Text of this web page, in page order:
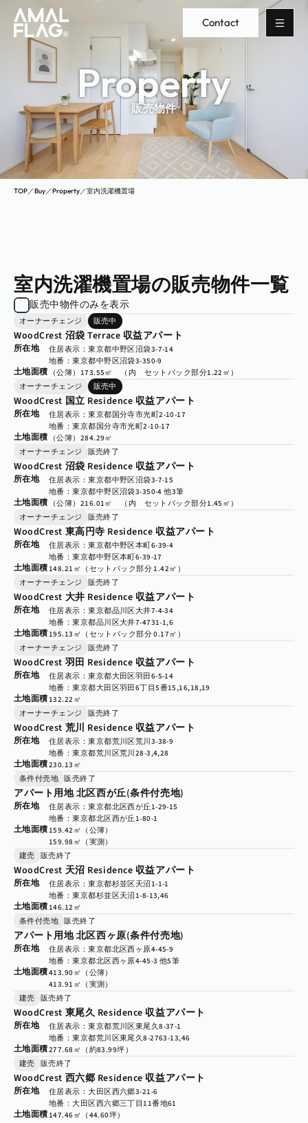
Contact
Property
販売物件
TOP／Buy／Property／室内洗濯機置場
室内洗濯機置場の販売物件一覧
販売中物件のみを表示
オーナーチェンジ 販売中
WoodCrest 沼袋 Terrace 収益アパート
所在地
住居表示：東京都中野区沼袋3-7-14
地番：東京都中野区沼袋3-350-9
土地面積 （公簿）173.55㎡　（内　セットバック部分1.22㎡）
オーナーチェンジ 販売中
WoodCrest 国立 Residence 収益アパート
所在地
住居表示：東京都国分寺市光町2-10-17
地番：東京都国分寺市光町2-10-17
土地面積 （公簿）284.29㎡
オーナーチェンジ 販売終了
WoodCrest 沼袋 Residence 収益アパート
所在地
住居表示：東京都中野区沼袋3-7-15
地番：東京都中野区沼袋3-350-4 他3筆
土地面積 （公簿）216.01㎡　（内　セットバック部分1.45㎡）
オーナーチェンジ 販売終了
WoodCrest 東高円寺 Residence 収益アパート
所在地
住居表示：東京都中野区本町6-39-4
地番：東京都中野区本町6-39-17
土地面積148.21㎡（セットバック部分 1.42㎡）
オーナーチェンジ 販売終了
WoodCrest 大井 Residence 収益アパート
所在地
住居表示：東京都品川区大井7-4-34
地番：東京都品川区大井7-4731-1,6
土地面積195.13㎡（セットバック部分 0.17㎡）
オーナーチェンジ 販売終了
WoodCrest 羽田 Residence 収益アパート
所在地
住居表示：東京都大田区羽田6-5-14
地番：東京都大田区羽田6丁目5番15,16,18,19
土地面積132.22㎡
オーナーチェンジ 販売終了
WoodCrest 荒川 Residence 収益アパート
所在地
住居表示：東京都荒川区荒川3-38-9
地番：東京都荒川区荒川28-3,4,28
土地面積230.13㎡
条件付売地 販売終了
アパート用地 北区西が丘(条件付売地)
所在地
住居表示：東京都北区西が丘1-29-15
地番：東京都北区西が丘1-80-1
土地面積159.42㎡（公簿）
159.98㎡（実測）
建売 販売終了
WoodCrest 天沼 Residence 収益アパート
所在地
住居表示：東京都杉並区天沼1-1-1
地番：東京都杉並区天沼1-8-13,46
土地面積146.12㎡
条件付売地 販売終了
アパート用地 北区西ヶ原(条件付売地)
所在地
住居表示：東京都北区西ヶ原4-45-9
地番：東京都北区西ヶ原4-45-3 他5筆
土地面積413.90㎡（公簿）
413.91㎡（実測）
建売 販売終了
WoodCrest 東尾久 Residence 収益アパート
所在地
住居表示：東京都荒川区東尾久8-37-1
地番：東京都荒川区東尾久8-2763-13,46
土地面積277.68㎡（約83.99坪）
建売 販売終了
WoodCrest 西六郷 Residence 収益アパート
所在地
住居表示：大田区西六郷3-21-6
地番：大田区西六郷三丁目11番地61
土地面積147.46㎡（44.60坪）